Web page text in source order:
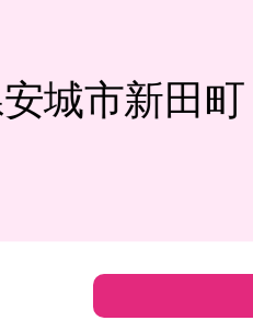
城市新田町